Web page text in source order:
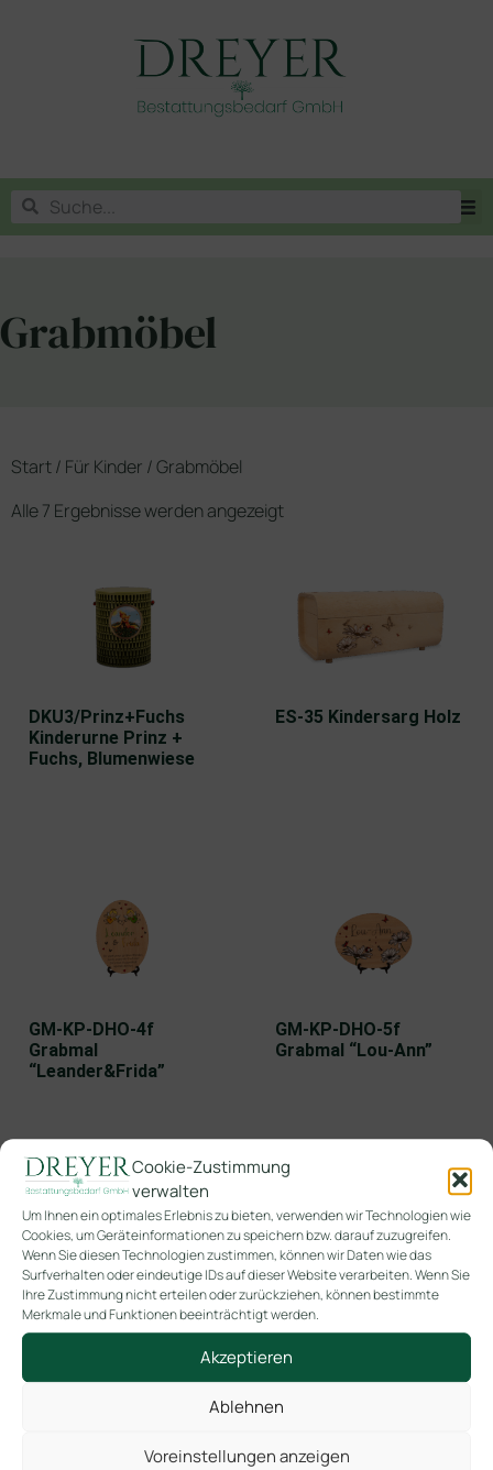
Cookie-Zustimmung
verwalten
Um Ihnen ein optimales Erlebnis zu bieten, verwenden wir Technologien wie
Cookies, um Geräteinformationen zu speichern bzw. darauf zuzugreifen.
Wenn Sie diesen Technologien zustimmen, können wir Daten wie das
Surfverhalten oder eindeutige IDs auf dieser Website verarbeiten. Wenn Sie
Ihre Zustimmung nicht erteilen oder zurückziehen, können bestimmte
Merkmale und Funktionen beeinträchtigt werden.
Akzeptieren
Ablehnen
Voreinstellungen anzeigen
Grabmöbel
Start/ Für Kinder / Grabmöbel
Alle 7 Ergebnisse werden angezeigt
DKU3/Prinz+Fuchs
Kinderurne Prinz +
Fuchs, Blumenwiese
ES-35 Kindersarg Holz
GM-KP-DHO-4f
Grabmal
“Leander&Frida”
GM-KP-DHO-5f
Grabmal “Lou-Ann”
Fuchs, Blumenwiese
Kindersarg Einhorn